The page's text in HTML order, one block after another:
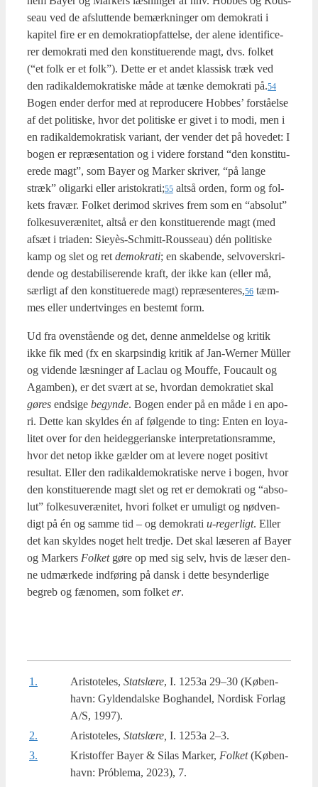
seau ved de afslut­ten­de bemærk­nin­ger om demo­kra­ti i
kapi­tel fire er en demo­kra­tiop­fat­tel­se, der ale­ne iden­ti­fi­ce­
rer demo­kra­ti med den kon­sti­tu­e­ren­de magt, dvs. fol­ket
(“et folk er et folk”). Det­te er et andet klas­sisk træk ved
den radi­kal­de­mo­kra­ti­ske måde at tæn­ke demo­kra­ti på.54
Bogen ender der­for med at repro­du­ce­re Hob­bes’ for­stå­el­se
af det poli­ti­ske, hvor det poli­ti­ske er givet i to modi, men i
en radi­kal­de­mo­kra­tisk vari­ant, der ven­der det på hove­d­et: I
bogen er repræ­sen­ta­tion og i vide­re for­stand “den kon­sti­tu­
e­re­de magt”, som Bay­er og Mar­ker skri­ver, “på lan­ge
stræk” oligar­ki eller aristokrati;55 alt­så orden, form og fol­
kets fra­vær. Fol­ket der­i­mod skri­ves frem som en “abso­lut”
fol­kes­u­veræ­ni­tet, alt­så er den kon­sti­tu­e­ren­de magt (med
afsæt i tri­a­den: Sieyès-Sch­mitt-Rous­seau) dén poli­ti­ske
kamp og slet og ret demo­kra­ti; en ska­ben­de, sel­vover­skri­
den­de og desta­bi­li­se­ren­de kraft, der ikke kan (eller må,
sær­ligt af den kon­sti­tu­e­re­de magt) repræsenteres,56 tæm­
mes eller undertvin­ges en bestemt form.
Ud fra oven­stå­en­de og det, den­ne anmel­del­se og kri­tik
ikke fik med (fx en skar­psin­dig kri­tik af Jan-Wer­ner Mül­ler
og viden­de læs­nin­ger af Laclau og Mouf­fe, Foucault og
Agam­ben), er det svært at se, hvor­dan demo­kra­ti­et skal
gøres end­si­ge begyn­de. Bogen ender på en måde i en apo­
ri. Det­te kan skyl­des én af føl­gen­de to ting: Enten en loy­a­
li­tet over for den hei­deg­ge­ri­an­ske inter­pre­ta­tions­ram­me,
hvor det net­op ikke gæl­der om at leve­re noget posi­tivt
resul­tat. Eller den radi­kal­de­mo­kra­ti­ske ner­ve i bogen, hvor
den kon­sti­tu­e­ren­de magt slet og ret er demo­kra­ti og “abso­
lut” fol­kes­u­veræ­ni­tet, hvori fol­ket er umu­ligt og nød­ven­
digt på én og sam­me tid – og demo­kra­ti u‑regerligt. Eller
det kan skyl­des noget helt tred­je. Det skal læse­ren af Bay­er
og Mar­kers Fol­ketgøre op med sig selv, hvis de læser den­
ne udmær­ke­de ind­fø­ring på dansk i det­te besyn­der­li­ge
begreb og fæno­men, som fol­ket er.
1. Aristoteles, Statslæ­re, I. 1253a 29–30 (Køben­
havn: Gyl­den­dal­ske Bog­han­del, Nor­disk For­lag
A/S, 1997).
2.
Aristoteles, Statslæ­re, I. 1253a 2–3.
3.
Kristoffer Bay­er & Silas Mar­ker, Fol­ket(Køben­
havn: Próble­ma, 2023), 7.